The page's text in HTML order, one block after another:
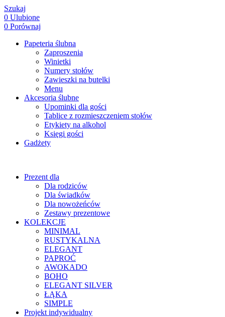
Szukaj
0 Ulubione
0 Porównaj
Papeteria ślubna
Zaproszenia
Winietki
Numery stołów
Zawieszki na butelki
Menu
Akcesoria ślubne
Upominki dla gości
Tablice z rozmieszczeniem stołów
Etykiety na alkohol
Księgi gości
Gadżety
Prezent dla
Dla rodziców
Dla świadków
Dla nowożeńców
Zestawy prezentowe
KOLEKCJE
MINIMAL
RUSTYKALNA
ELEGANT
PAPROĆ
AWOKADO
BOHO
ELEGANT SILVER
ŁĄKA
SIMPLE
Projekt indywidualny